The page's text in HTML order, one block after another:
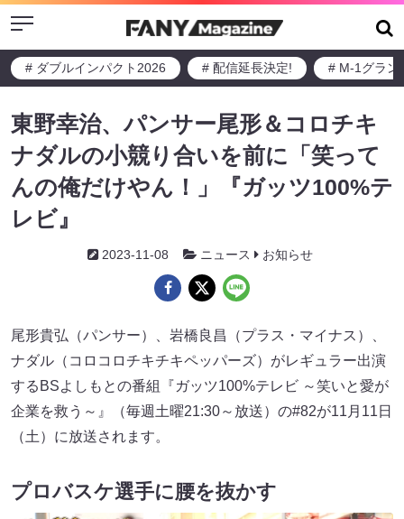
Menu
# ダブルインパクト2026 # 配信延長決定! # M-1グラン
東野幸治、パンサー尾形＆コロチキ
ナダルの小競り合いを前に「笑って
んの俺だけやん！」『ガッツ100%テ
レビ』
2023-11-08 ニュース お知らせ
尾形貴弘（パンサー）、岩橋良昌（プラス・マイナス）、
ナダル（コロコロチキチキペッパーズ）がレギュラー出演
するBSよしもとの番組『ガッツ100%テレビ ～笑いと愛が
企業を救う～』（毎週土曜21:30～放送）の#82が11月11日
（土）に放送されます。
プロバスケ選手に腰を抜かす